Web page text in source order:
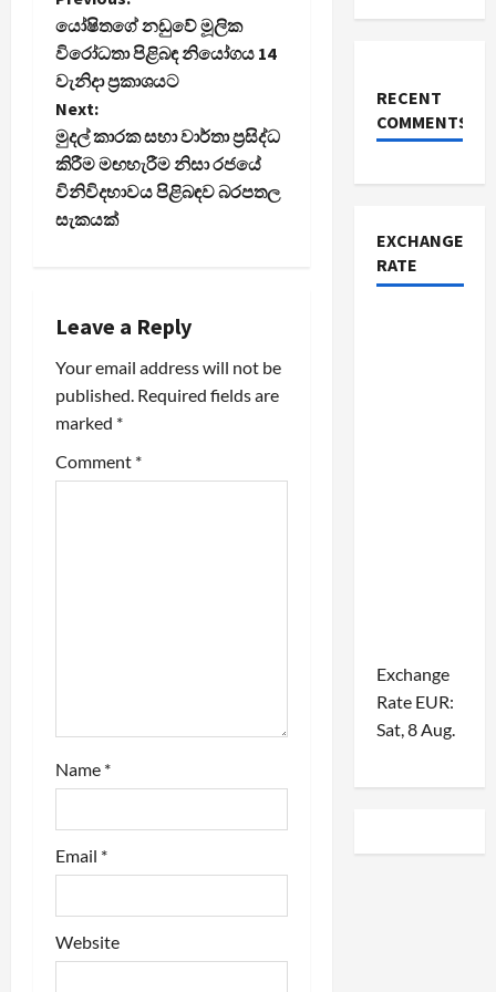
o
s
t
n
a
i
g
a
t
යෝෂිතගේ නඩුවේ මූලික
විරෝධතා පිළිබඳ නියෝගය 14
වැනිදා ප්‍රකාශයට
Next:
මුදල් කාරක සභා වාර්තා ප්‍රසිද්ධ
කිරීම මඟහැරීම නිසා රජයේ
විනිවිදභාවය පිළිබඳව බරපතල
සැකයක්
Leave a Reply
Your email address will not be
published. Required fields are
marked *
Comment *
Name *
Email *
Website
RECENT
COMMENTS
EXCHANGE
RATE
Exchange
Rate EUR:
Sat, 8 Aug.